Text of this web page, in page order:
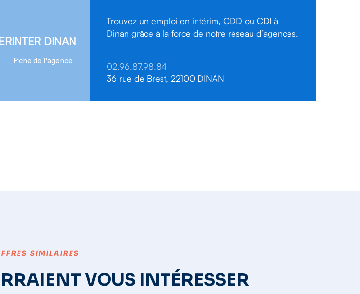
DINAN
Fiche de l'agence
Trouvez un emploi en intérim, CDD ou CDI à
Dinan grâce à la force de notre réseau d’agences.
02.96.87.98.84
36 rue de Brest, 22100 DINAN
SIMILAIRES
VOUS INTÉRESSER